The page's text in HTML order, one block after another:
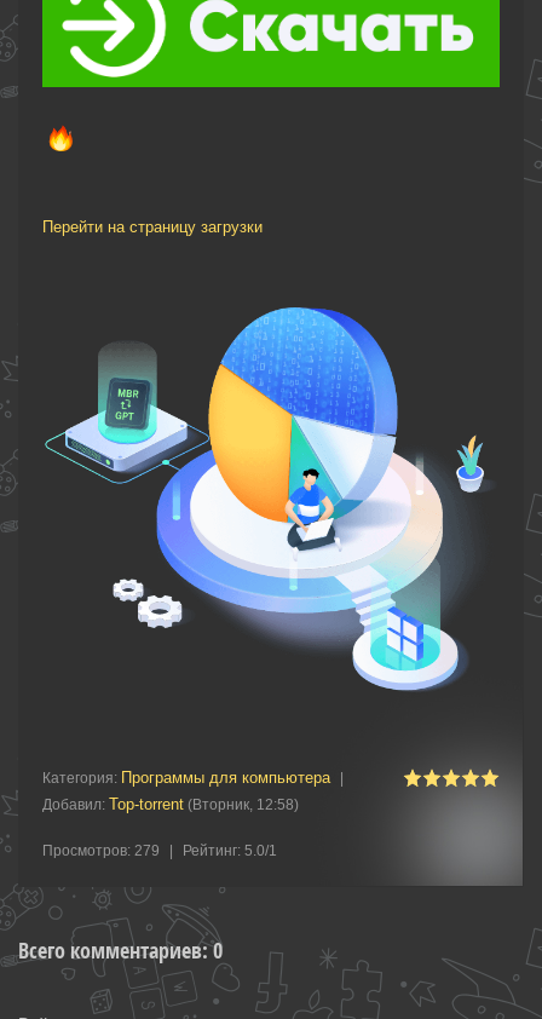
Перейти на страницу загрузки
Категория: Программы для компьютера
Добавил: Top-torrent (Вторник, 12:58)
Просмотров: 279 Рейтинг: 5.0/1
Всего комментариев:0